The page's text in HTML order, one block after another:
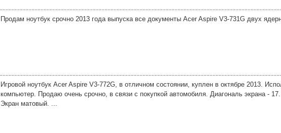
Продам ноутбук срочно 2013 года выпуска все документы Acer Aspire V3-731G двух
Игровой ноутбук Acer Aspire V3-772G, в отличном состоянии, куплен в октябре 2013.
компьютер. Продаю очень срочно, в связи с покупкой автомобиля. Диагональ экрана -
Экран матовый. ...